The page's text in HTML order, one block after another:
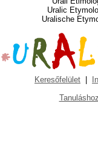
Uralic
Uralische
Keresőfelület